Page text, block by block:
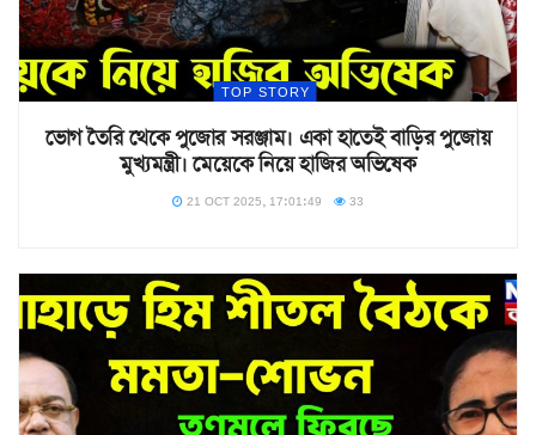
TOP STORY
ভোগ তৈরি থেকে পুজোর সরঞ্জাম। একা হাতেই বাড়ির পুজোয়
মুখ্যমন্ত্রী। মেয়েকে নিয়ে হাজির অভিষেক
21 OCT 2025, 17:01:49 33